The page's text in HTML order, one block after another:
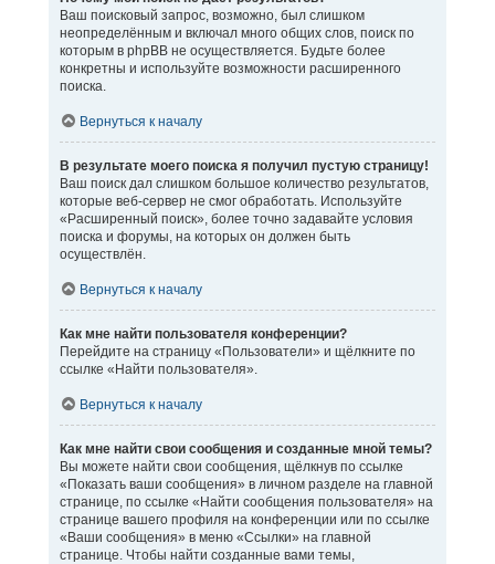
Ваш поисковый запрос, возможно, был слишком
неопределённым и включал много общих слов, поиск по
которым в phpBB не осуществляется. Будьте более
конкретны и используйте возможности расширенного
поиска.
Вернуться к началу
В результате моего поиска я получил пустую страницу!
Ваш поиск дал слишком большое количество результатов,
которые веб-сервер не смог обработать. Используйте
«Расширенный поиск», более точно задавайте условия
поиска и форумы, на которых он должен быть
осуществлён.
Вернуться к началу
Как мне найти пользователя конференции?
Перейдите на страницу «Пользователи» и щёлкните по
ссылке «Найти пользователя».
Вернуться к началу
Как мне найти свои сообщения и созданные мной темы?
Вы можете найти свои сообщения, щёлкнув по ссылке
«Показать ваши сообщения» в личном разделе на главной
странице, по ссылке «Найти сообщения пользователя» на
странице вашего профиля на конференции или по ссылке
«Ваши сообщения» в меню «Ссылки» на главной
странице. Чтобы найти созданные вами темы,